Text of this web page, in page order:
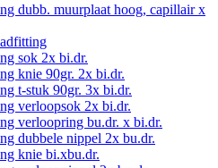
dubb. muurplaat hoog, capillair x
sok 2x bi.dr.
knie 90gr. 2x bi.dr.
t-stuk 90gr. 3x bi.dr.
verloopsok 2x bi.dr.
verloopring bu.dr. x bi.dr.
dubbele nippel 2x bu.dr.
knie bi.xbu.dr.